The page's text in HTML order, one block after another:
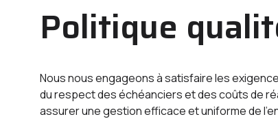
Politique
Nous nous engageons à satisfaire les
du respect des échéanciers et des coûts de
assurer une gestion efficace et uniforme de